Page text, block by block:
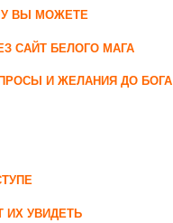
ВЫ МОЖЕТЕ
САЙТ БЕЛОГО МАГА
И ЖЕЛАНИЯ ДО БОГА
ИХ УВИДЕТЬ